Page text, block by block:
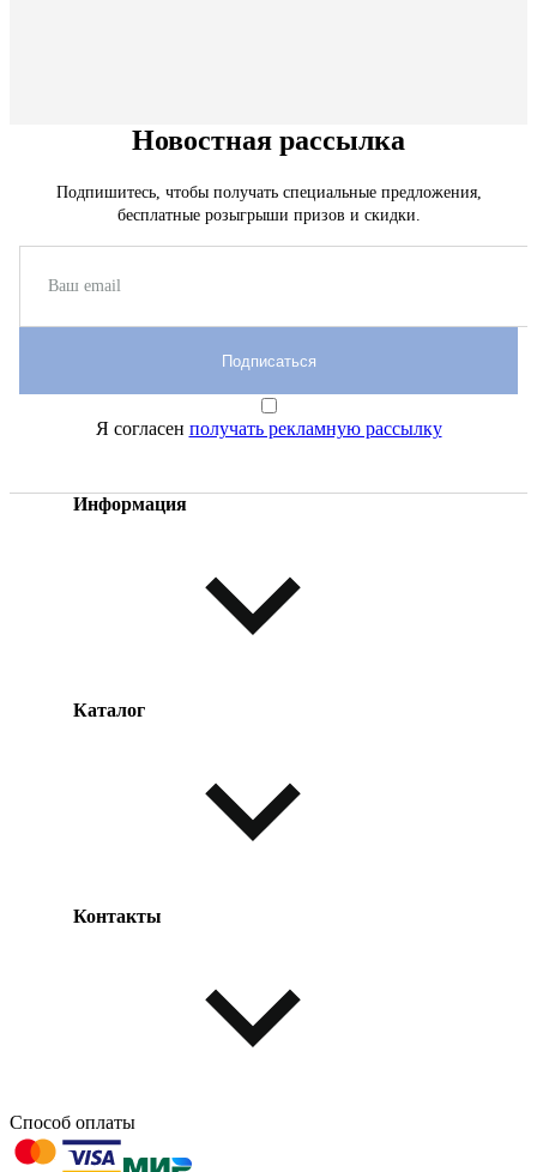
Информация
Таблица размеров
Каталог
Контакты
603004, г. Нижний Новгород, проспект Ленина, д. 95
Новостная рассылка
Подпишитесь, чтобы получать специальные предложения,
бесплатные розыгрыши призов и скидки.
Подписаться
Я согласен получать рекламную рассылку
Способ оплаты